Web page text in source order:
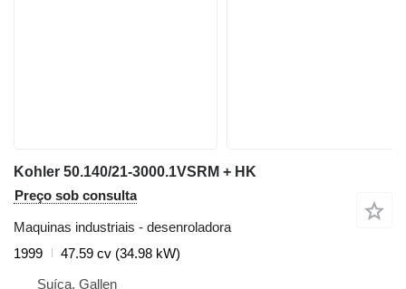
Kohler 50.140/21-3000.1VSRM + HK
Preço sob consulta
Maquinas industriais - desenroladora
1999
47.59 cv (34.98 kW)
Suíça, Gallen